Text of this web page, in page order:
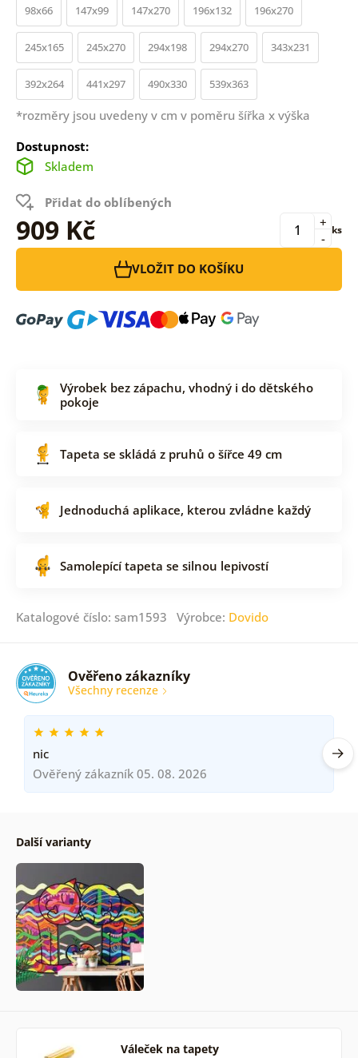
98x66 147x99 147x270 196x132 196x270
245x165 245x270 294x198 294x270 343x231
392x264 441x297 490x330 539x363
*rozměry jsou uvedeny v cm v poměru šířka x výška
Dostupnost:
Skladem
Přidat do oblíbených
909 Kč -
+ ks
VLOŽIT DO KOŠÍKU
Výrobek bez zápachu, vhodný i do dětského
pokoje
Tapeta se skládá z pruhů o šířce 49 cm
Jednoduchá aplikace, kterou zvládne každý
Samolepící tapeta se silnou lepivostí
Katalogové číslo: sam1593 Výrobce: Dovido
Ověřeno zákazníky
Všechny recenze
nic
Ověřený zákazník 05. 08. 2026
Další varianty
Váleček na tapety